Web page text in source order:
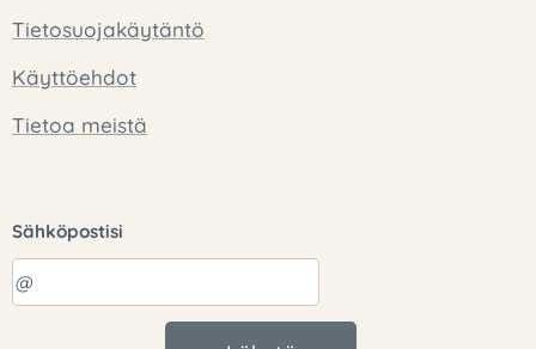
Tietosuojakäytäntö
Käyttöehdot
Tietoa meistä
Sähköpostisi